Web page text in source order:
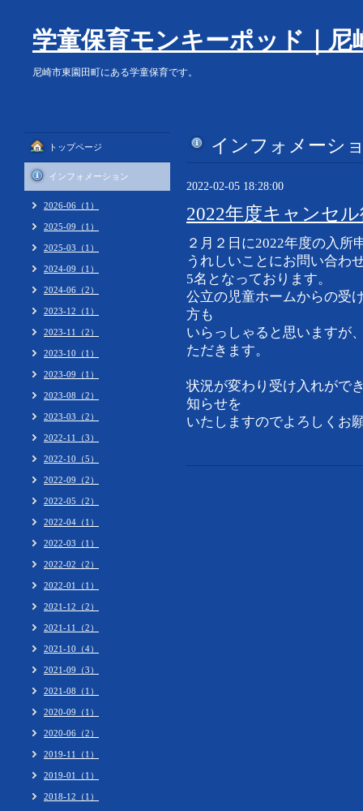
学童保育モンキーポッド｜尼
尼崎市東園田町にある学童保育です。
インフォメーシ
2022-02-05 18:28:00
2022年度キャンセ
２月２日に2022年度の入所
うれしいことにお問い合わ
5名となっております。
公立の児童ホームからの受
方も
いらっしゃると思いますが
ただきます。
状況が変わり受け入れがで
知らせを
いたしますのでよろしくお
トップページ
インフォメーション
2026-06（1）
2025-09（1）
2025-03（1）
2024-09（1）
2024-06（2）
2023-12（1）
2023-11（2）
2023-10（1）
2023-09（1）
2023-08（2）
2023-03（2）
2022-11（3）
2022-10（5）
2022-09（2）
2022-05（2）
2022-04（1）
2022-03（1）
2022-02（2）
2022-01（1）
2021-12（2）
2021-11（2）
2021-10（4）
2021-09（3）
2021-08（1）
2020-09（1）
2020-06（2）
2019-11（1）
2019-01（1）
2018-12（1）